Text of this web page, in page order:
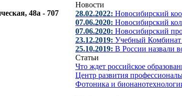
48а - 707
Новости
28.02.2022: Новосибирский
07.06.2020: Новосибирский
07.06.2020: Новосибирский
23.12.2019: Учебный Комбинат
25.10.2019: В России назвали
Статьи
Что ждет российское
Центр развития
Фотоника и